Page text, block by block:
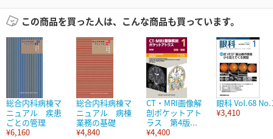
この商品を買った人は、こんな商品も買っています。
総合内科病棟マ
ニュアル 疾患
ごとの管理
¥6,160
総合内科病棟マ
ニュアル 病棟
業務の基礎
¥4,840
CT・MRI画像解
剖ポケットアト
ラス 第4版...
¥4,400
眼科 Vol.68
¥3,410